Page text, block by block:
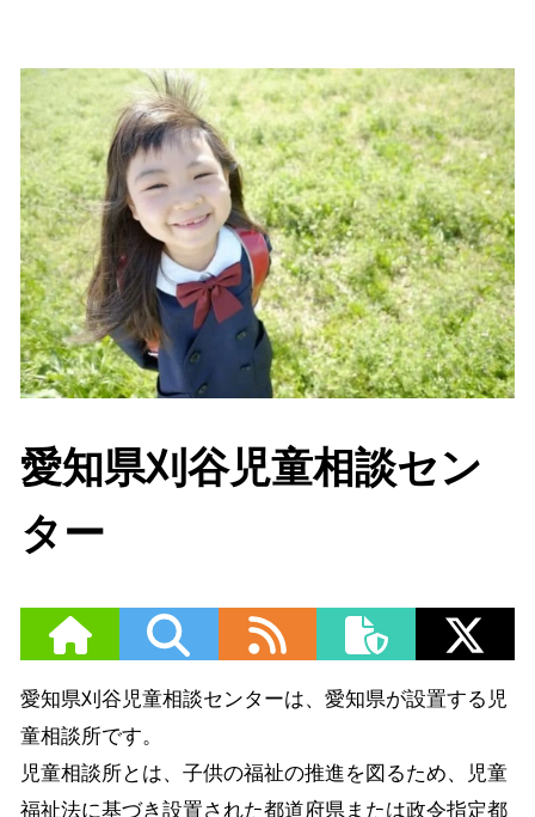
愛知県刈谷児童相談セン
ター
愛知県刈谷児童相談センターは、愛知県が設置する児
童相談所です。
児童相談所とは、子供の福祉の推進を図るため、児童
福祉法に基づき設置された都道府県または政令指定都